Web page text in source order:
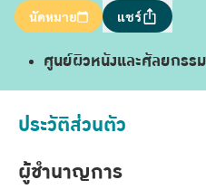
นัดหมาย แชร์
ศูนย์ผิวหนังและศัลยกรร
ประวัติส่วนตัว
ผู้ชำนาญการ